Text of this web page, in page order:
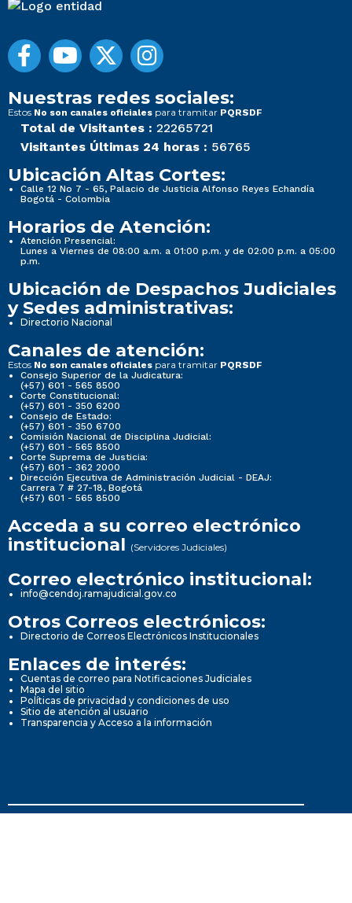
Nuestras redes sociales:
Estos No son canales oficiales para tramitar PQRSDF
Total de Visitantes : 22265721
Visitantes Últimas 24 horas : 56765
Ubicación Altas Cortes:
Calle 12 No 7 - 65, Palacio de Justicia Alfonso Reyes Echandía
Bogotá - Colombia
Horarios de Atención:
Atención Presencial:
Lunes a Viernes de 08:00 a.m. a 01:00 p.m. y de 02:00 p.m. a 05:00
p.m.
Ubicación de Despachos Judiciales
y Sedes administrativas:
Directorio Nacional
Canales de atención:
Estos No son canales oficiales para tramitar PQRSDF
Consejo Superior de la Judicatura:
(+57) 601 - 565 8500
Corte Constitucional:
(+57) 601 - 350 6200
Consejo de Estado:
(+57) 601 - 350 6700
Comisión Nacional de Disciplina Judicial:
(+57) 601 - 565 8500
Corte Suprema de Justicia:
(+57) 601 - 362 2000
Dirección Ejecutiva de Administración Judicial - DEAJ:
Carrera 7 # 27-18, Bogotá
(+57) 601 - 565 8500
Acceda a su correo electrónico
institucional (Servidores Judiciales)
Correo electrónico institucional:
info@cendoj.ramajudicial.gov.co
Otros Correos electrónicos:
Directorio de Correos Electrónicos Institucionales
Enlaces de interés:
Cuentas de correo para Notificaciones Judiciales
Mapa del sitio
Políticas de privacidad y condiciones de uso
Sitio de atención al usuario
Transparencia y Acceso a la información